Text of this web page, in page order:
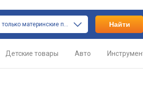
только материнские платы Найти
Детские товары Авто